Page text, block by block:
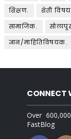
शिक्षण.
शेती
सामाजिक.
ज्ञान/माहितिविषयक.
CONNECT
Over
FastBlog